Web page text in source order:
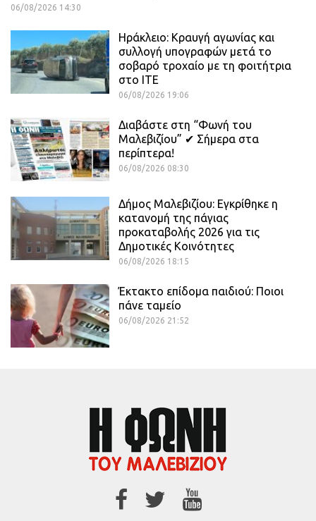
06/08/2026 14:30
Ηράκλειο: Κραυγή αγωνίας και
συλλογή υπογραφών μετά το
σοβαρό τροχαίο με τη φοιτήτρια
στο ΙΤΕ
06/08/2026 19:06
Διαβάστε στη “Φωνή του
Μαλεβιζίου” ✔ Σήμερα στα
περίπτερα!
06/08/2026 08:30
Δήμος Μαλεβιζίου: Εγκρίθηκε η
κατανομή της πάγιας
προκαταβολής 2026 για τις
Δημοτικές Κοινότητες
06/08/2026 18:15
Έκτακτο επίδομα παιδιού: Ποιοι
πάνε ταμείο
06/08/2026 21:52